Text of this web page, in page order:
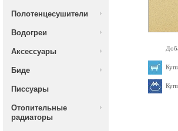
Полотенцесушители
Водогреи
Аксессуары
Биде
Писсуары
Отопительные
радиаторы